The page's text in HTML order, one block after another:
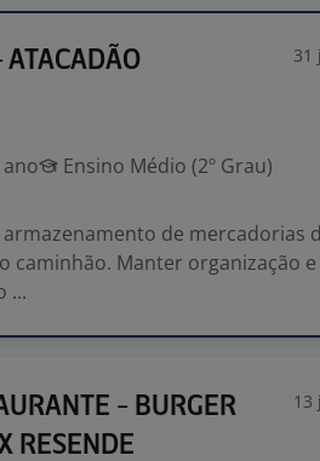
31
Ensino Médio (2º Grau)
de mercadorias
caminhão. Manter organização e
...
- BURGER
RESENDE
13